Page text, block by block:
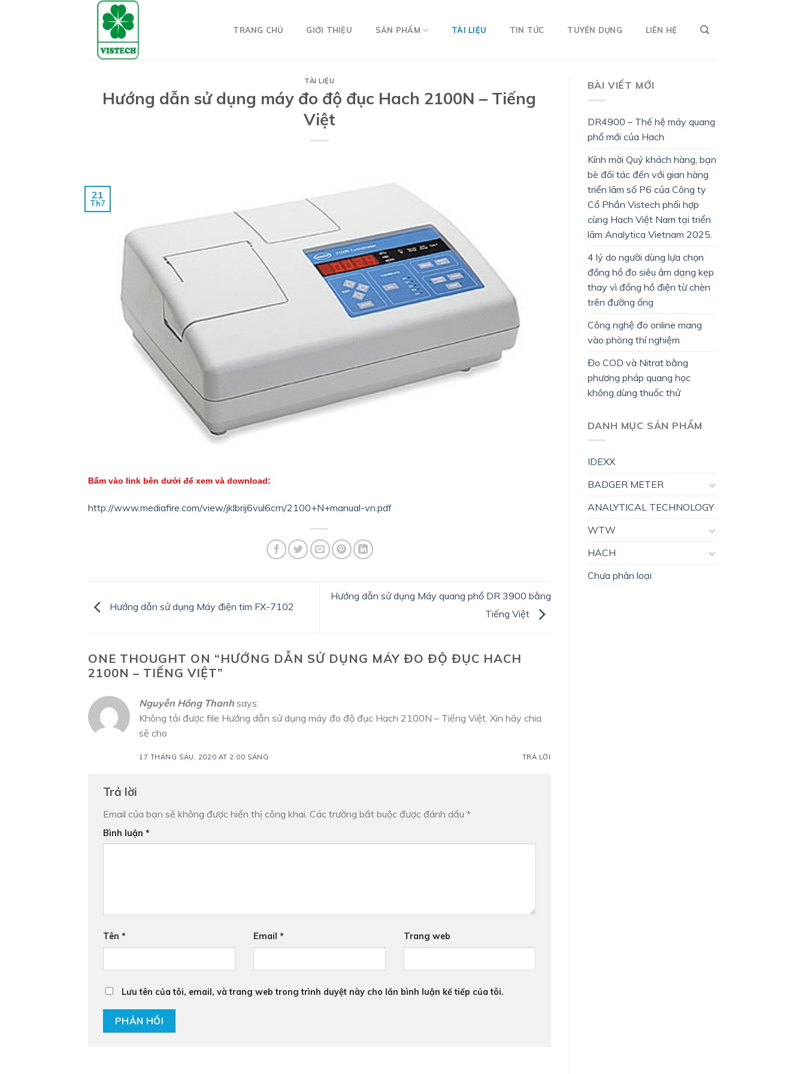
TRANG CHỦ GIỚI THIỆU SẢN PHẨM TÀI LIỆU TIN TỨC TUYỂN DỤNG LIÊN HỆ
TÀI LIỆU
Hướng dẫn sử dụng máy đo độ đục Hach 2100N – Tiếng
Việt
21
Th7
Bấm vào link bên dưới để xem và download:
http://www.mediafire.com/view/jklbrij6vul6crn/2100+N+manual-vn.pdf
Hướng dẫn sử dụng Máy điện tim FX-7102
Hướng dẫn sử dụng Máy quang phổ DR 3900 bằng
Tiếng Việt
ONE THOUGHT ON “HƯỚNG DẪN SỬ DỤNG MÁY ĐO ĐỘ ĐỤC HACH
2100N – TIẾNG VIỆT”
Nguyễn Hồng Thanh says:
Không tải được file Hướng dẫn sử dụng máy đo độ đục Hach 2100N – Tiếng Việt. Xin hãy chia
sẽ cho
17 THÁNG SÁU, 2020 AT 2:00 SÁNG TRẢ LỜI
Trả lời
Email của bạn sẽ không được hiển thị công khai. Các trường bắt buộc được đánh dấu *
Bình luận *
Tên * Email * Trang web
Lưu tên của tôi, email, và trang web trong trình duyệt này cho lần bình luận kế tiếp của tôi.
BÀI VIẾT MỚI
DR4900 – Thế hệ máy quang
phổ mới của Hach
Kính mời Quý khách hàng, bạn
bè đối tác đến với gian hàng
triển lãm số P6 của Công ty
Cổ Phần Vistech phối hợp
cùng Hach Việt Nam tại triển
lãm Analytica Vietnam 2025.
4 lý do người dùng lựa chọn
đồng hồ đo siêu âm dạng kẹp
thay vì đồng hồ điện từ chèn
trên đường ống
Công nghệ đo online mang
vào phòng thí nghiệm
Đo COD và Nitrat bằng
phương pháp quang học
không dùng thuốc thử
DANH MỤC SẢN PHẨM
IDEXX
BADGER METER
ANALYTICAL TECHNOLOGY
WTW
HACH
Chưa phân loại